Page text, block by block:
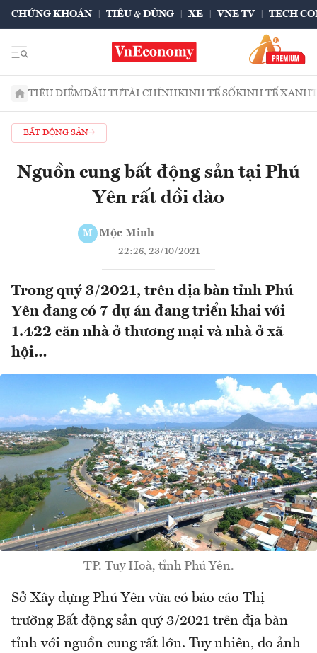
CHỨNG KHOÁN TIÊU & DÙNG XE VNE TV TECH
TIÊU ĐIỂMĐẦU TƯTÀI CHÍNHKINH TẾ SỐKINH TẾ XANH
BẤT ĐỘNG SẢN
Nguồn cung bất động sản tại Phú
Yên rất dồi dào
M Mộc Minh
22:26, 23/10/2021
Trong quý 3/2021, trên địa bàn tỉnh Phú
Yên đang có 7 dự án đang triển khai với
1.422 căn nhà ở thương mại và nhà ở xã
hội…
TP. Tuy Hoà, tỉnh Phú Yên.
Sở Xây dựng Phú Yên vừa có báo cáo Thị
trường Bất động sản quý 3/2021 trên địa bàn
tỉnh với nguồn cung rất lớn. Tuy nhiên, do ảnh